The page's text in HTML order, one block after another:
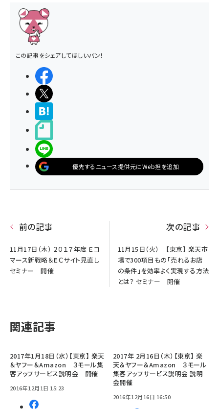
この記事をシェアしてほしいパン！
優先するニュース提供元にWeb担を追加
前の記事
11月17日（木） ２０１７年度 Ｅコ
マース新戦略＆ＥＣサイト見直し
セミナー 開催
次の記事
11月15日（火） 【東京】 楽天市
場で300項目もの「売れるお店
の条件」を効率よく実現する方法
とは？ セミナー 開催
関連記事
2017年1月18日（水）【東京】 楽天
＆ヤフー＆Amazon ３モール集
客アップサービス説明会 開催
2016年12月1日 15:23
2017年 2月16日（木）【東京】 楽
天＆ヤフー＆Amazon ３モール
集客アップサービス説明会 説明
会開催
2016年12月16日 16:50